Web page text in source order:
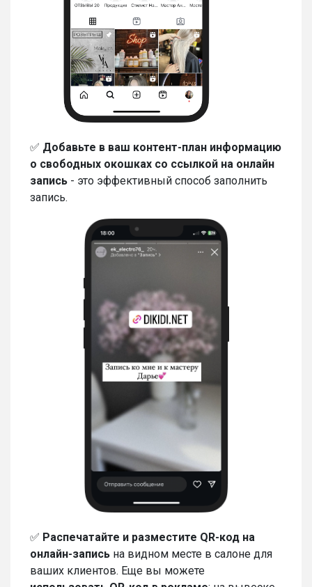
✅ Добавьте в ваш контент-план информацию
о свободных окошках со ссылкой на онлайн
запись - это эффективный способ заполнить
запись.
✅ Распечатайте и разместите QR-код на
онлайн-запись на видном месте в салоне для
ваших клиентов. Еще вы можете